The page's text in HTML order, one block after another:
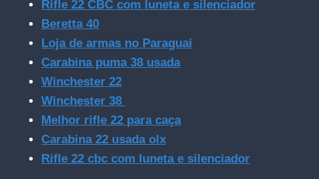
Rifle 22 CBC com luneta e silenciador
Beretta 40
Loja de armas no Paraguai
Carabina puma 38 usada
Winchester 22
Winchester 38
Melhor rifle 22 para caça
Carabina 22 usada olx
Rifle 22 cbc com luneta e silenciador